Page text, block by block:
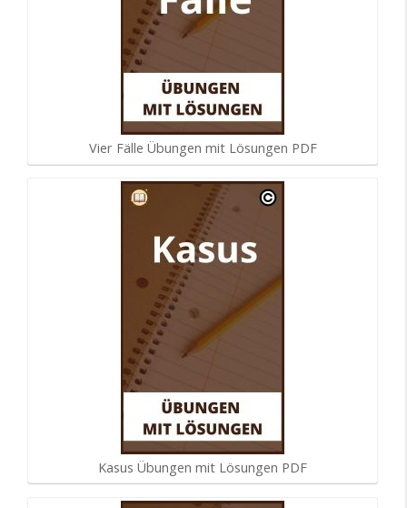
Vier Fälle Übungen mit Lösungen PDF
Kasus Übungen mit Lösungen PDF